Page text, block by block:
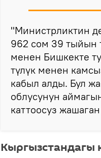
"Министрликтин
962 сом 39 тыйын
менен Бишкекте
түлүк менен
кабыл алды. Бул
облусунун
каттоосуз
Кыргызстандагы